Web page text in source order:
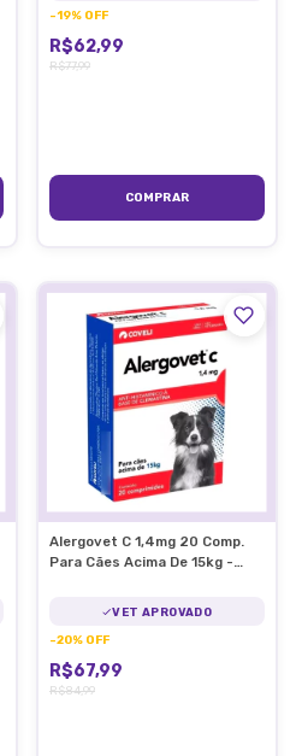
-19% OFF
R$62,99
R$77,99
Alergovet C 1,4mg 20 Comp.
Para Cães Acima De 15kg -
VET APROVADO
-20% OFF
R$67,99
R$84,99